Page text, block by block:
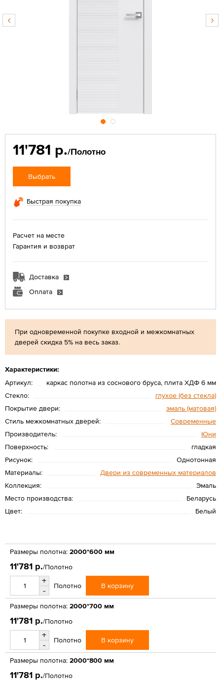
При одновременной покупке входной и межкомнатных
дверей скидка 5% на весь заказ.
Характеристики:
Артикул:
каркас полотна из соснового бруса, плита ХДФ 6 мм
Стекло:
глухое (без стекла)
Покрытие двери:
эмаль (матовая)
Стиль межкомнатных дверей:
Современные
Производитель:
Юни
Поверхность:
гладкая
Рисунок:
Однотонная
Материалы:
Двери из современных материалов
Коллекция:
Эмаль
Место производства:
Беларусь
Цвет:
Белый
11'781 р./Полотно
Выбрать
Быстрая покупка
Расчет на месте
Гарантия и возврат
Доставка
Оплата
Размеры полотна: 2000*600 мм
11'781 р./Полотно
+
-
Полотно В корзину
Размеры полотна: 2000*700 мм
11'781 р./Полотно
+
-
Полотно В корзину
Размеры полотна: 2000*800 мм
11'781 р./Полотно